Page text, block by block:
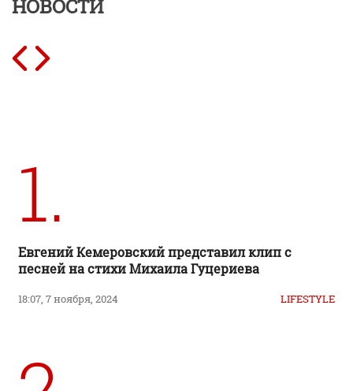
НОВОСТИ
1.
Евгений Кемеровский представил клип с
песней на стихи Михаила Гуцериева
18:07, 7 ноября, 2024 LIFESTYLE